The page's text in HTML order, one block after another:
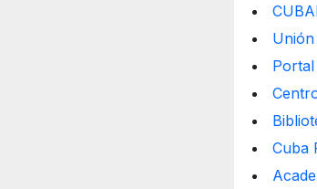
Cuba